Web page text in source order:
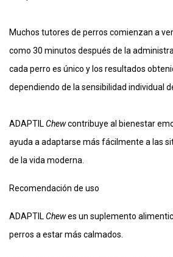
Muchos tutores de perros comienzan a
como 30 minutos después de la
cada perro es único y los resultados
dependiendo de la sensibilidad individual
ADAPTIL Chewcontribuye al bienestar
ayuda a adaptarse más fácilmente a las
de la vida moderna.
Recomendación de uso
ADAPTIL Chewes un suplemento
perros a estar más calmados.​